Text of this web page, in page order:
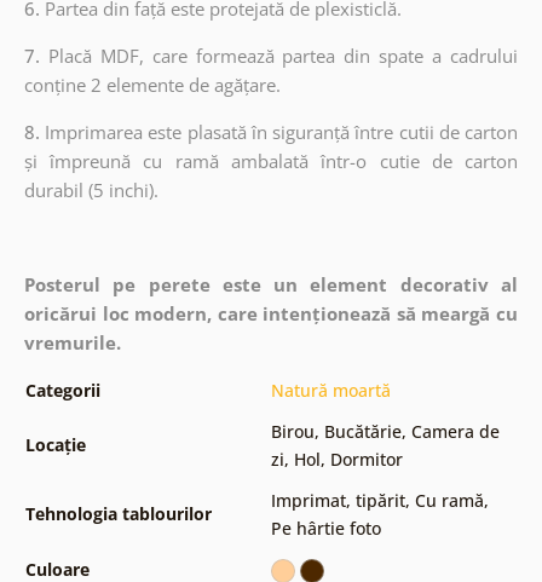
6. Partea din față este protejată de plexisticlă.
7. Placă MDF, care formează partea din spate a cadrului
conține 2 elemente de agățare.
8. Imprimarea este plasată în siguranță între cutii de carton
și împreună cu ramă ambalată într-o cutie de carton
durabil (5 inchi).
Posterul pe perete este un element decorativ al
oricărui loc modern, care intenționează să meargă cu
vremurile.
Categorii Natură moartă
Locație
Birou, Bucătărie, Camera de
zi, Hol, Dormitor
Tehnologia tablourilor
Imprimat, tipărit, Cu ramă,
Pe hârtie foto
Culoare